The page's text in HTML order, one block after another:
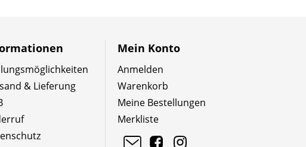
& Lieferung
Mein Konto
Anmelden
Warenkorb
Meine Bestellungen
Merkliste